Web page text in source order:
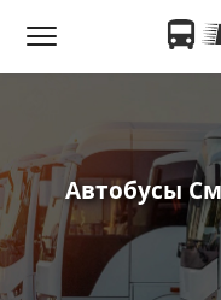
Автобусы